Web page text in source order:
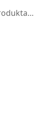
CampaignBuilder lader dine produktannoncer automatisk tilpasse sig forskellige placeringer på Meta ved at understøtte flere annonceformater i dit feed. Når din kampagne er opbygget med flere størrelser, kan du aktivere indstillingen <strong>“Tilføj flere formater”</strong> i produktfeedet, og alle varianter inkluderes automatisk. Det sikrer, at dine annoncer vises korrekt på tværs af feed, stories, reels og andre placeringer uden manuelle justeringer.